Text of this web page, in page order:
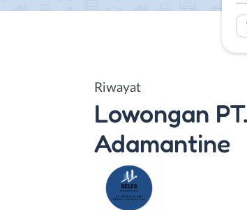
Riwayat
Lowongan
Adamantine